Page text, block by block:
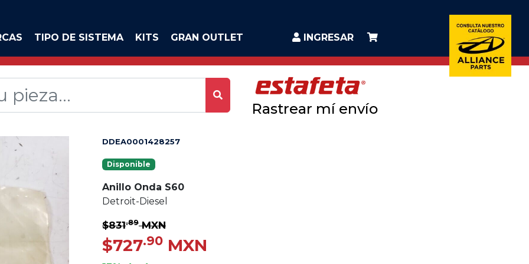
TIPO DE SISTEMA KITS GRAN OUTLET INGRESAR
Rastrear mí envío
DDEA0001428257
Disponible
Anillo Onda S60
Detroit-Diesel
$831.89MXN
$727.90 MXN